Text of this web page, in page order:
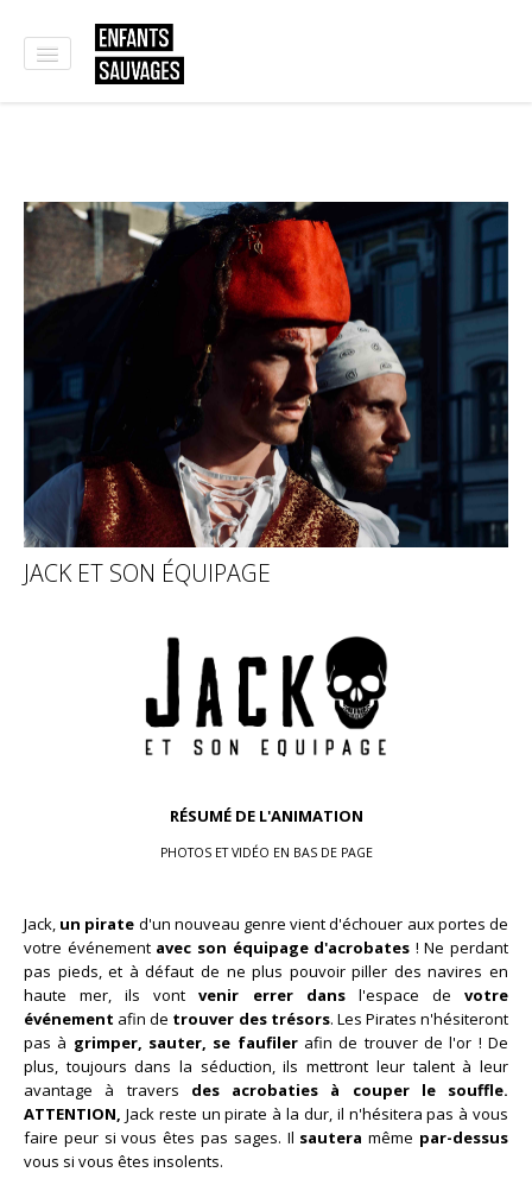
ATELIERS
NOS CLIENTS
JACK ET SON ÉQUIPAGE
RÉSUMÉ DE L'ANIMATION
PHOTOS ET VIDÉO EN BAS DE PAGE
Jack, un pirate d'un nouveau genre vient d'échouer aux portes de
votre événement avec son équipage d'acrobates ! Ne perdant
pas pieds, et à défaut de ne plus pouvoir piller des navires en
haute mer, ils vontvenir errer dansl'espace devotre
événement afin de trouver des trésors. Les Pirates n'hésiteront
pas à grimper, sauter, se faufilerafin de trouver de l'or ! De
plus, toujours dans la séduction, ils mettront leur talent à leur
avantage à travers des acrobaties à couper le souffle.
ATTENTION, Jack reste un pirate à la dur, il n'hésitera pas à vous
faire peur si vous êtes pas sages. Il sautera même par-dessus
vous si vous êtes insolents.